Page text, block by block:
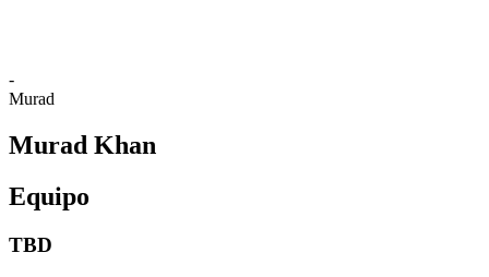
-
Murad
Murad Khan
Equipo
TBD